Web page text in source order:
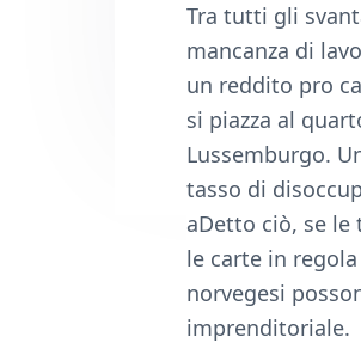
Tra tutti gli
mancanza di
un reddito pro
si piazza al
Lussemburgo.
tasso di
aDetto ciò, se
le carte in
norvegesi
imprenditoriale.